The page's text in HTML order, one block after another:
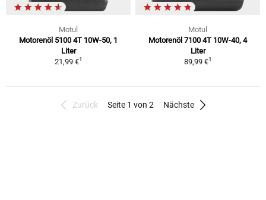
Motul
Motorenöl 5100 4T 10W-50, 1
Liter
21,99 €1
Motul
Motorenöl 7100 4T 10W-40, 4
Liter
89,99 €1
Zurück Seite 1 von 2 Nächste